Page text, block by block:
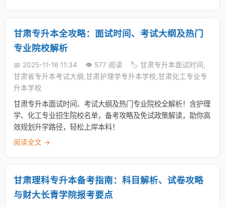
甘肃专升本全攻略：面试时间、考试大纲及热门
专业院校解析
📅 2025-11-16 11:34 👁️ 577 阅读
🏷️ 甘肃专升本面试时间,
甘肃省专升本考试大纲,甘肃护理学专升本学校,甘肃化工专业专
升本学校
甘肃专升本面试时间、考试大纲及热门专业院校全解析！含护理
学、化工专业招生院校名单，备考攻略及免试政策解读，助你高
效规划升学路径，轻松上岸本科！
阅读全文 →
甘肃理科专升本备考指南：科目解析、试卷攻略
与财大长青学院报考要点